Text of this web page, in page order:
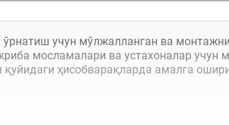
учун мўлжалланган ва
мосламалари ва устахоналар учун
ҳисобварақларда амалга